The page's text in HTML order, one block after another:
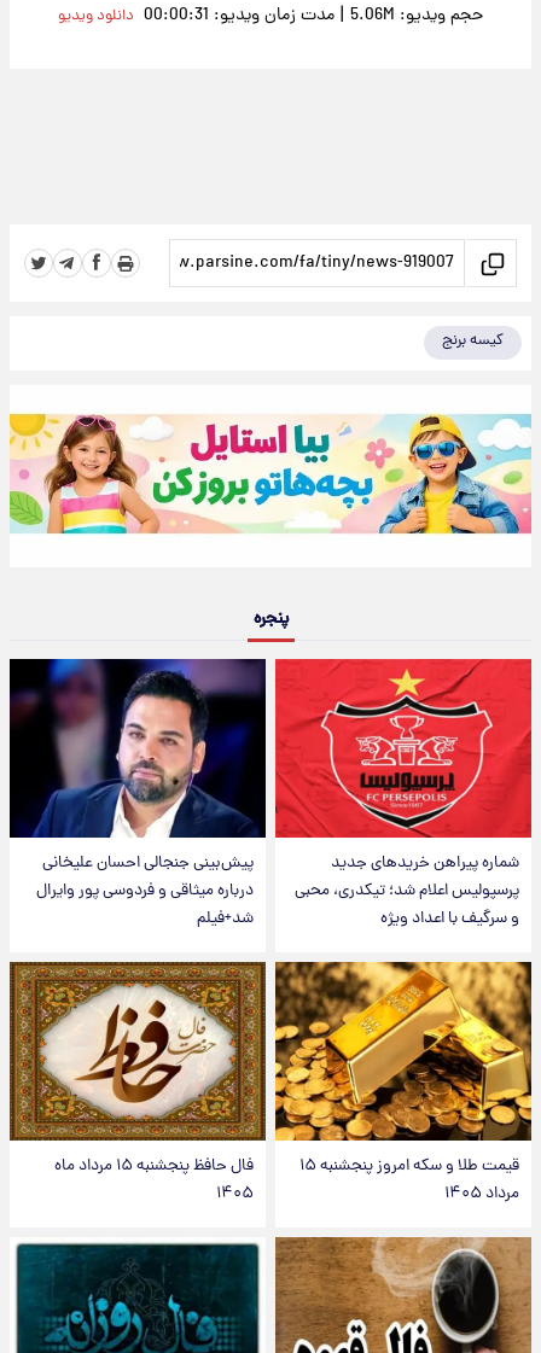
حجم ویدیو: 5.06M | مدت زمان ویدیو: 00:00:31 دانلود ویدیو
کیسه برنج
پنجره
شماره پیراهن خریدهای جدید
پرسپولیس اعلام شد؛ تیکدری، محبی
و سرگیف با اعداد ویژه
پیش‌بینی جنجالی احسان علیخانی
درباره میثاقی و فردوسی پور وایرال
شد+فیلم
قیمت طلا و سکه امروز پنجشنبه ۱۵
مرداد ۱۴۰۵
فال حافظ پنجشنبه ۱۵ مرداد ماه
۱۴۰۵